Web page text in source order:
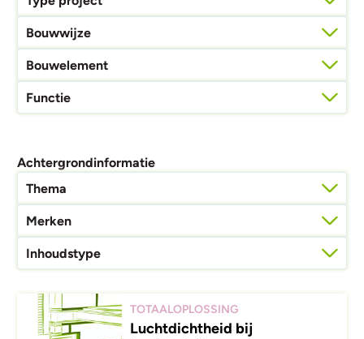
Bouwwijze
Bouwelement
Functie
Achtergrond­informatie
Thema
Merken
Inhoudstype
TOTAALOPLOSSING
Luchtdichtheid bij